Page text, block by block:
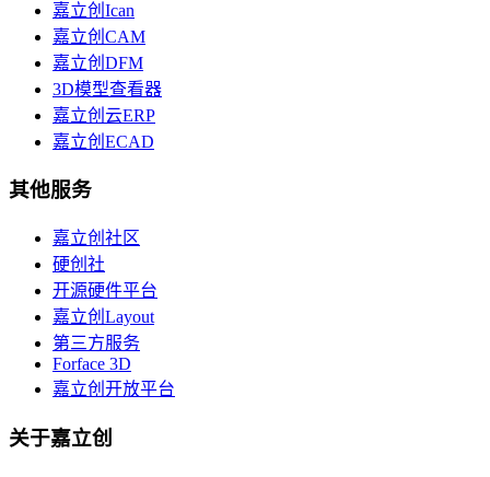
嘉立创Ican
嘉立创CAM
嘉立创DFM
3D模型查看器
嘉立创云ERP
嘉立创ECAD
其他服务
嘉立创社区
硬创社
开源硬件平台
嘉立创Layout
第三方服务
Forface 3D
嘉立创开放平台
关于嘉立创